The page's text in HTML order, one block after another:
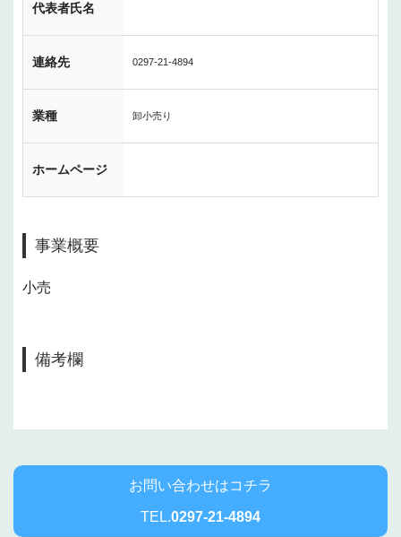
代表者氏名
連絡先 0297-21-4894
業種 卸小売り
ホームページ
事業概要
小売
備考欄
お問い合わせはコチラ
TEL.0297-21-4894